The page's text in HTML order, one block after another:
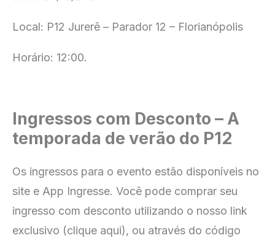
Local: P12 Jurerê – Parador 12 – Florianópolis
Horário: 12:00.
Ingressos com Desconto – A
temporada de verão do P12
Os ingressos para o evento estão disponíveis no
site e App Ingresse. Você pode comprar seu
ingresso com desconto utilizando o nosso link
exclusivo (clique aqui), ou através do código